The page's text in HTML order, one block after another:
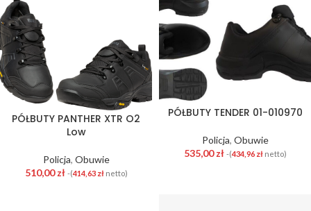
PÓŁBUTY PANTHER XTR O2
Low
Policja, Obuwie
510,00zł -(414,63 złnetto)
PÓŁBUTY TENDER 01-010970
Policja, Obuwie
535,00zł -(434,96 złnetto)